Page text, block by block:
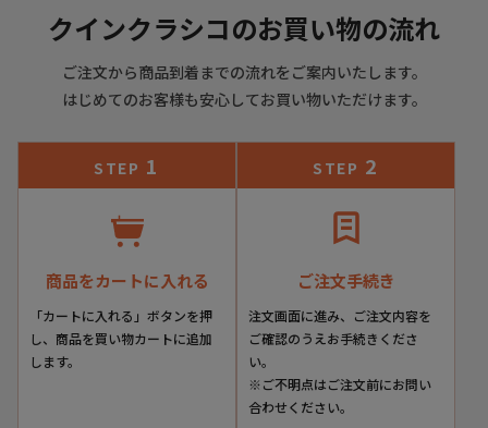
このグリスと言うカラーは多面性を持つ奥深い色。屋外では
紫がかったグレーに見える。このグレーも、遠目には暗めの
濃いグレーに、近くでじっくり見るとムラ感の美しい淡いグ
色味。これぞマグナーニならではの、魅力ある色味です。
靴底はレザーとラバーを組み合わせたコンビネーションソー
ルをカスタマイズ。
ーソールの“グリップ力”と“耐摩耗性”。それぞれの長所を
活かしたソールです。
土踏まず部分の底材を両サイドより巻き上げたダブルオパン
アーチサポート効果があり、ボロネーゼ製法と相まってまる
クインクラシコのお買い物の流れ
ご注文から商品到着までの流れをご案内いたします。
はじめてのお客様も安心してお買い物いただけます。
STEP 1
商品をカートに入れる
「カートに入れる」ボタンを押
し、商品を買い物カートに追加
します。
STEP 2
ご注文手続き
注文画面に進み、ご注文内容を
ご確認のうえお手続きくださ
い。
※ご不明点はご注文前にお問い
合わせください。